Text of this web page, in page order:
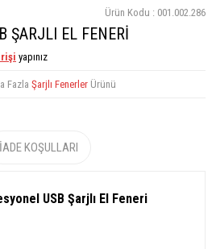
Ürün Kodu : 001.002.286
ŞARJLI EL FENERİ
yapınız
Fazla Şarjlı Fenerler Ürünü
İADE KOŞULLARI
USB Şarjlı El Feneri